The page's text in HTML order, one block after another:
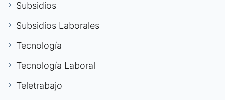
Subsidios
Subsidios Laborales
Tecnología
Tecnología Laboral
Teletrabajo